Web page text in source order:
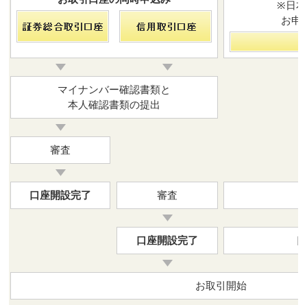
※日本
お申
マイナンバー確認書類と
本人確認書類の提出
審査
口座開設完了 審査
口座開設完了
お取引開始